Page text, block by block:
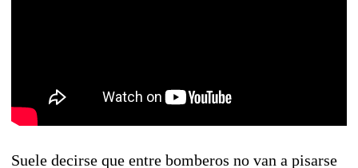
Suele decirse que entre bomberos no van a pisarse